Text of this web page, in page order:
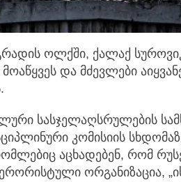
ოლქში, ქალაქ
და მძევლები
სასჯელაღსრულების
კომისიის
აცხადებენ, რომ
ორგანიზაცია,